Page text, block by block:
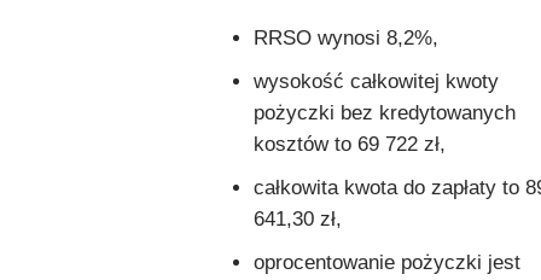
RRSO wynosi 8,2%,
wysokość całkowitej kwoty
pożyczki bez kredytowanych
kosztów to 69 722 zł,
całkowita kwota do zapłaty to
641,30 zł,
oprocentowanie pożyczki jest